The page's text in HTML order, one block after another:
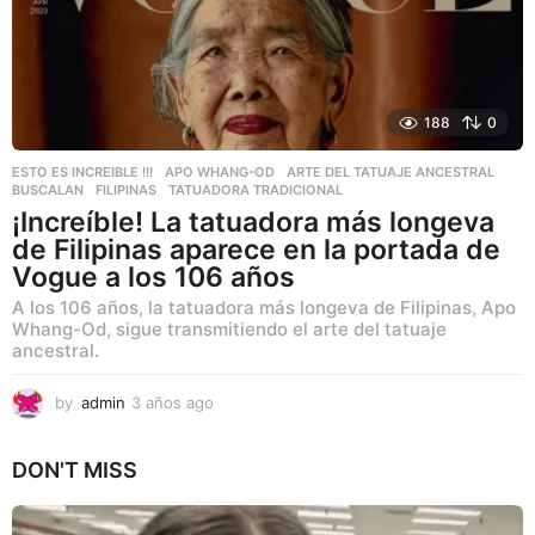
188 0
ESTO ES INCREIBLE !!! APO WHANG-OD ,ARTE DEL TATUAJE ANCESTRAL
BUSCALAN
,FILIPINAS ,TATUADORA TRADICIONAL
¡Increíble! La tatuadora más longeva
de Filipinas aparece en la portada de
Vogue a los 106 años
A los 106 años, la tatuadora más longeva de Filipinas, Apo
Whang-Od, sigue transmitiendo el arte del tatuaje
ancestral.
by admin 3 años ago
a
DON'T MISS